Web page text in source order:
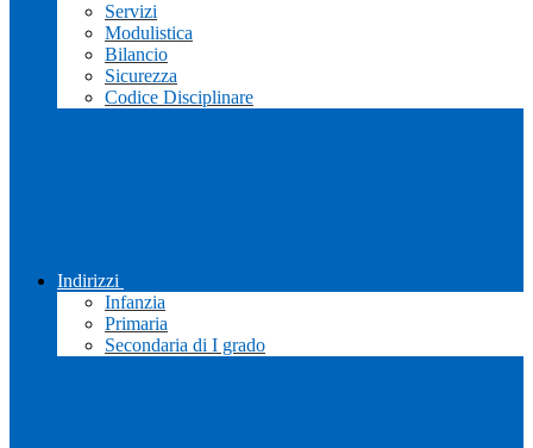
Servizi
Modulistica
Bilancio
Sicurezza
Codice Disciplinare
Indirizzi
Infanzia
Primaria
Secondaria di I grado